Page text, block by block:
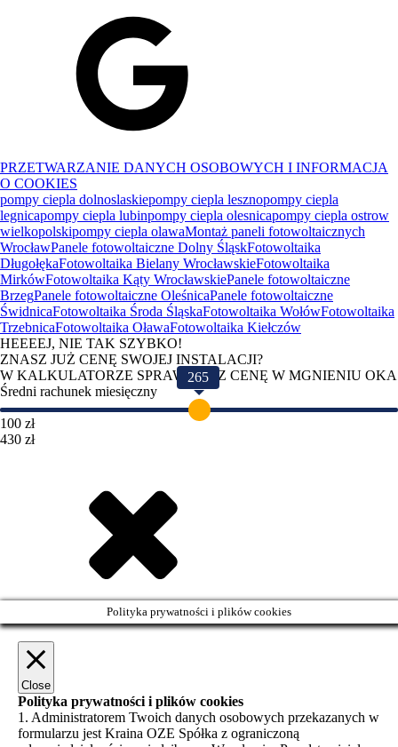
PRZETWARZANIE DANYCH OSOBOWYCH I INFORMACJA
O COOKIES
pompy ciepla dolnoslaskiepompy ciepla lesznopompy ciepla
legnicapompy ciepla lubinpompy ciepla olesnicapompy ciepla ostrow
wielkopolskipompy ciepla olawaMontaż paneli fotowoltaicznych
WrocławPanele fotowoltaiczne Dolny ŚląskFotowoltaika
DługołękaFotowoltaika Bielany WrocławskieFotowoltaika
MirkówFotowoltaika Kąty WrocławskiePanele fotowoltaiczne
BrzegPanele fotowoltaiczne OleśnicaPanele fotowoltaiczne
ŚwidnicaFotowoltaika Środa ŚląskaFotowoltaika WołówFotowoltaika
TrzebnicaFotowoltaika OławaFotowoltaika Kiełczów
HEEEEJ, NIE TAK SZYBKO!
ZNASZ JUŻ CENĘ SWOJEJ INSTALACJI?
W KALKULATORZE SPRAWDZISZ CENĘ W MGNIENIU OKA
Średni rachunek miesięczny
265
100 zł
430 zł
Polityka prywatności i plików cookies
Close
Polityka prywatności i plików cookies
1. Administratorem Twoich danych osobowych przekazanych w
formularzu jest Kraina OZE Spółka z ograniczoną